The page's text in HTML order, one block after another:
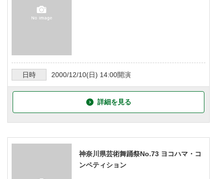
日時 2000/12/10(日) 14:00開演
詳細を見る
神奈川県芸術舞踊祭No.73 ヨコハマ・コ
ンペティション